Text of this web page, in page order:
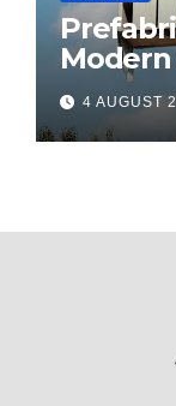
4 AUGUST